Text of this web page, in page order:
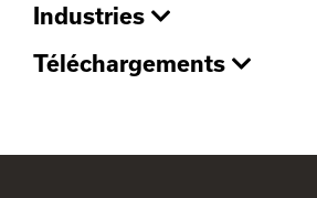
Industries
Téléchargements